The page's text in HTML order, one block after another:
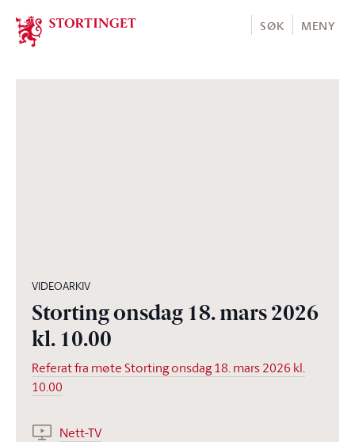
Stortinget.no
SØK MENY
VIDEOARKIV
Storting onsdag 18. mars 2026
kl. 10.00
Referat fra møte Storting onsdag 18. mars 2026 kl.
10.00
Nett-TV